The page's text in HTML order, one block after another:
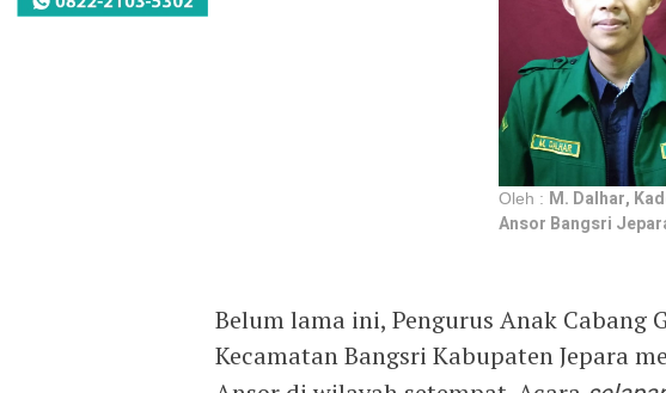
Oleh : M. Dalhar,
Ansor Bangsri
Belum lama ini, Pengurus Anak Cabang
Kecamatan Bangsri Kabupaten Jepara